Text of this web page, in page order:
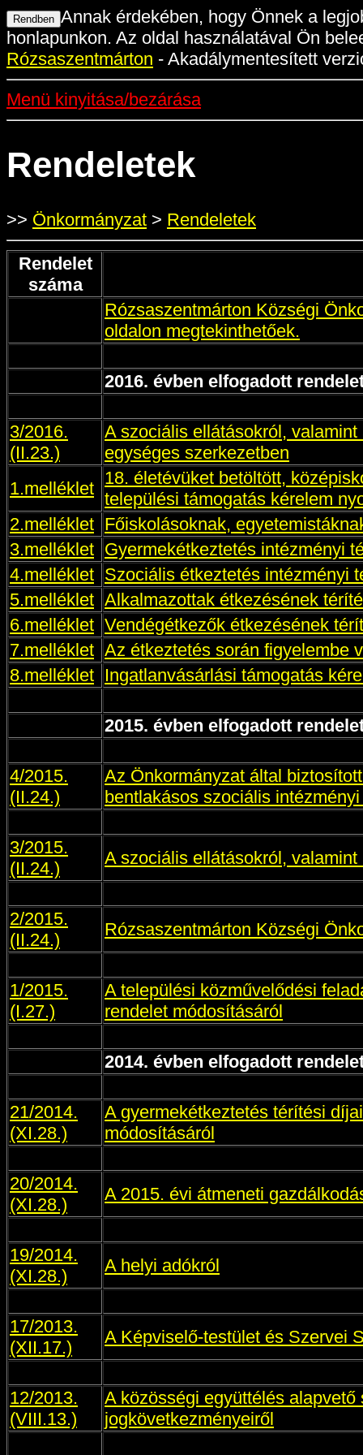
Annak érdekében, hogy Önnek a
honlapunkon. Az oldal használatával Ön
Rózsaszentmárton - Akadálymentesített
Menü kinyitása/bezárása
Rendeletek
>> Önkormányzat > Rendeletek
Rendelet
száma
Rózsaszentmárton Községi
oldalon megtekinthetőek.
2016. évben elfogadott
3/2016.
(II.23.)
A szociális ellátásokról,
egységes szerkezetben
1.melléklet
18. életévüket betöltött,
települési támogatás kérelem
2.melléklet Főiskolásoknak,
3.melléklet Gyermekétkeztetés intézményi
4.melléklet Szociális étkeztetés intézményi
5.melléklet Alkalmazottak étkezésének
6.melléklet Vendégétkezők étkezésének
7.melléklet Az étkeztetés során figyelembe
8.melléklet Ingatlanvásárlási támogatás
2015. évben elfogadott
4/2015.
(II.24.)
Az Önkormányzat által
bentlakásos szociális
3/2015.
(II.24.)
A szociális ellátásokról,
2/2015.
(II.24.)
Rózsaszentmárton Községi
1/2015.
(I.27.)
A települési közművelődési
rendelet módosításáról
2014. évben elfogadott
21/2014.
(XI.28.)
A gyermekétkeztetés térítési
módosításáról
20/2014.
(XI.28.)
A 2015. évi átmeneti
19/2014.
(XI.28.)
A helyi adókról
17/2013.
(XII.17.)
A Képviselő-testület és Szervei
12/2013.
(VIII.13.)
A közösségi együttélés
jogkövetkezményeiről